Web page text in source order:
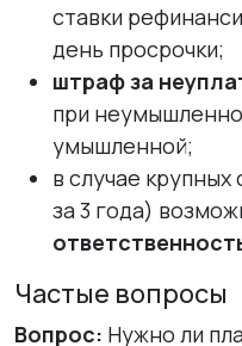
ставки
день просрочки;
штраф за
при
умышленной;
в случае
за 3 года)
Частые вопросы
Вопрос: Нужно ли